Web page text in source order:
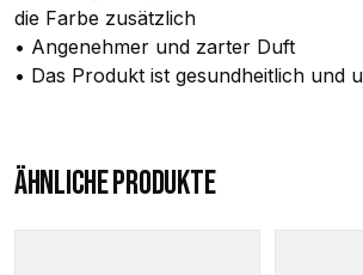
die Farbe zusätzlich
• Angenehmer und zarter Duft
• Das Produkt ist gesundheitlich und
ÄHNLICHE PRODUKTE